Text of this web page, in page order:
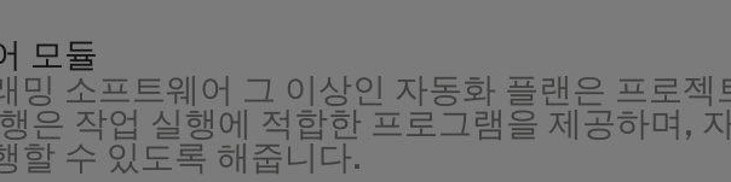
모듈
밍 소프트웨어 그 이상인 자동화 플랜은 프로
은 작업 실행에 적합한 프로그램을 제공하며,
할 수 있도록 해줍니다.